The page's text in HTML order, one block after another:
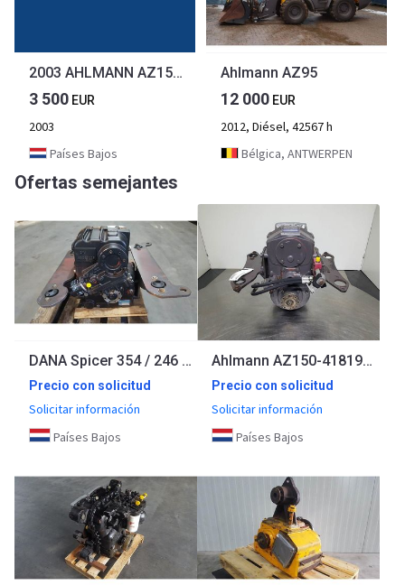
2003 AHLMANN AZ150 SHOVEL
3 500 EUR
2003
Países Bajos
Ahlmann AZ95
12 000 EUR
2012, Diésel, 42567 h
Bélgica, ANTWERPEN
Ofertas semejantes
DANA Spicer 354 / 246 - Ahlmann AZ 150 - Transmiss
Precio con solicitud
Solicitar información
Países Bajos
Ahlmann AZ150-4181908A-Spicer Dana 360/61-Transmission
Precio con solicitud
Solicitar información
Países Bajos